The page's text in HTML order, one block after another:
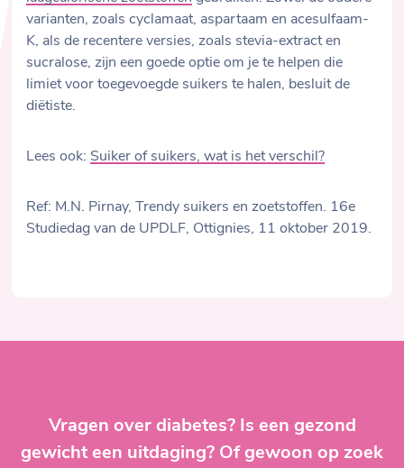
varianten, zoals cyclamaat, aspartaam en acesulfaam-
K, als de recentere versies, zoals stevia-extract en
sucralose, zijn een goede optie om je te helpen die
limiet voor toegevoegde suikers te halen, besluit de
diëtiste.
Lees ook: Suiker of suikers, wat is het verschil?
Ref: M.N. Pirnay, Trendy suikers en zoetstoffen. 16e
Studiedag van de UPDLF, Ottignies, 11 oktober 2019.
Vragen over diabetes? Is een gezond
gewicht een uitdaging? Of gewoon op zoek